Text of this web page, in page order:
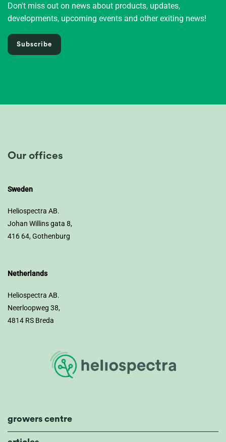
Don't miss out on news about products, updates,
developments, upcoming events and other exiting news!
Subscribe
Our offices
Sweden
Heliospectra AB.
Johan Willins gata 8,
416 64, Gothenburg
Netherlands
Heliospectra AB.
Neerloopweg 38,
4814 RS Breda
growers centre